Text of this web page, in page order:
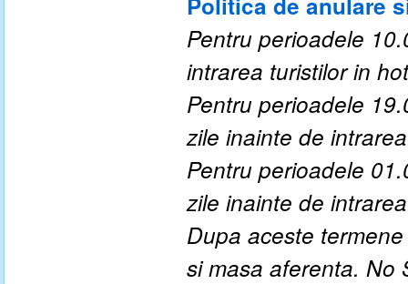
Pentru perioadele
intrarea turistilor in
Pentru perioadele
zile inainte de
Pentru perioadele
zile inainte de
Dupa aceste
si masa aferenta. No